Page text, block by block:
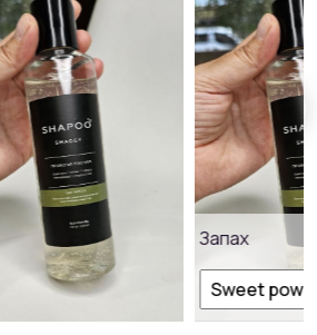
Запах